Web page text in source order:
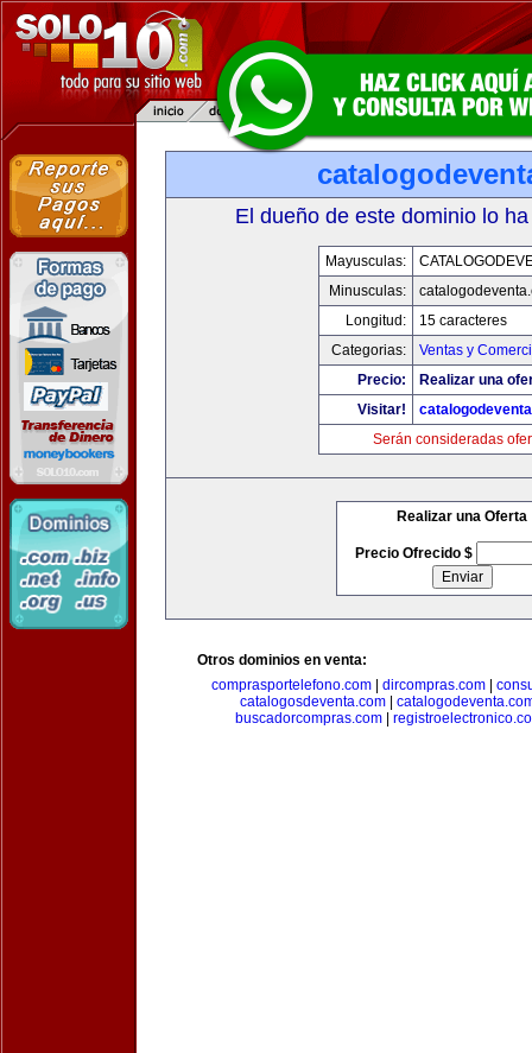
El dueño de este dominio lo
Mayusculas:
Minusculas:
Longitud:
15 caracteres
Categorias:
Ventas y
Precio:
Realizar una
Visitar!
Serán consideradas
Realizar una Oferta
Precio Ofrecido $
Otros dominios en venta:
comprasportelefono.com
dircompras.com
catalogosdeventa.com
buscadorcompras.com